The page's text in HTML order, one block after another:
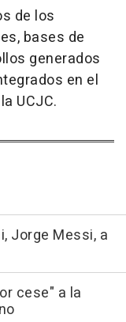
de los
bases de
generados
en el
UCJC.
Jorge Messi, a
cese" a la